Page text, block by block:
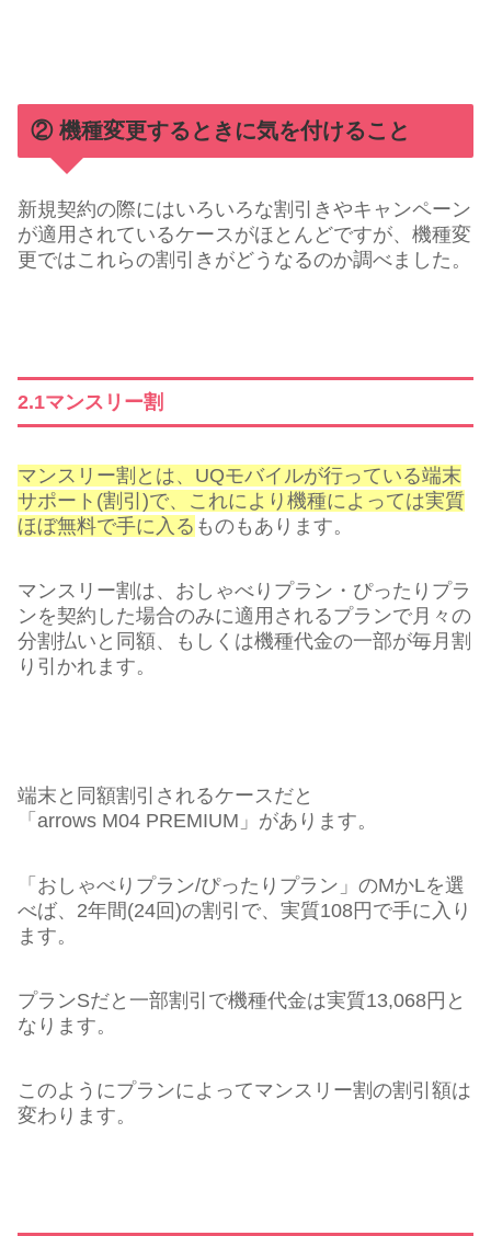
② 機種変更するときに気を付けること
新規契約の際にはいろいろな割引きやキャンペーン
が適用されているケースがほとんどですが、機種変
更ではこれらの割引きがどうなるのか調べました。
2.1マンスリー割
マンスリー割とは、UQモバイルが行っている端末
サポート(割引)で、これにより機種によっては実質
ほぼ無料で手に入る ものもあります。
マンスリー割は、おしゃべりプラン・ぴったりプラ
ンを契約した場合のみに適用されるプランで月々の
分割払いと同額、もしくは機種代金の一部が毎月割
り引かれます。
端末と同額割引されるケースだと
「arrows M04 PREMIUM」があります。
「おしゃべりプラン/ぴったりプラン」のMかLを選
べば、2年間(24回)の割引で、実質108円で手に入り
ます。
プランSだと一部割引で機種代金は実質13,068円と
なります。
このようにプランによってマンスリー割の割引額は
変わります。